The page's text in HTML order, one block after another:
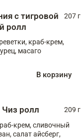
с тигровой
ролл
207 г
краб-крем,
масаго
В корзину
Чиз ролл
209 г
крем, сливочный
салат айсберг,